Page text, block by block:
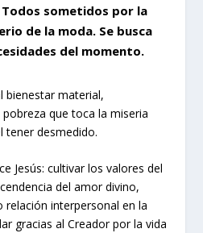
sometidos por la
de la moda. Se busca
del momento.
bienestar material,
que toca la miseria
tener desmedido.
Jesús: cultivar los valores del
del amor divino,
interpersonal en la
gracias al Creador por la vida